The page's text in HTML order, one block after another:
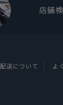
店舗
配送について よ